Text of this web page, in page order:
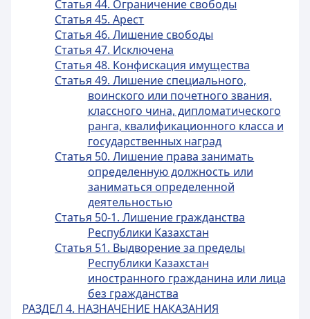
Статья 44. Ограничение свободы
Статья 45. Арест
Статья 46. Лишение свободы
Статья 47. Исключена
Статья 48. Конфискация имущества
Статья 49. Лишение специального,
воинского или почетного звания,
классного чина, дипломатического
ранга, квалификационного класса и
государственных наград
Статья 50. Лишение права занимать
определенную должность или
заниматься определенной
деятельностью
Статья 50-1. Лишение гражданства
Республики Казахстан
Статья 51. Выдворение за пределы
Республики Казахстан
иностранного гражданина или лица
без гражданства
РАЗДЕЛ 4. НАЗНАЧЕНИЕ НАКАЗАНИЯ